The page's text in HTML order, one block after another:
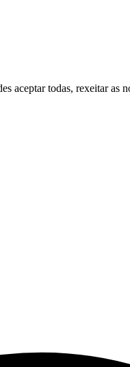
aceptar todas, rexeitar as